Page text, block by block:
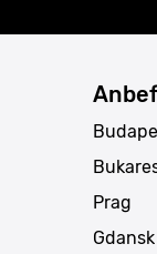
Prag
Gdansk